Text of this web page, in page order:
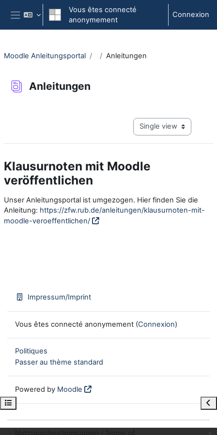
Passer au contenu principal
Panneau latéral
Vous êtes connecté
anonymement
Connexion
Open course index
Moodle Anleitungsportal Anleitungen
Anleitungen
View mode tertiary
Klausurnoten mit Moodle
veröffentlichen
Unser Anleitungsportal ist umgezogen. Hier finden Sie die
Anleitung: https://zfw.rub.de/anleitungen/klausurnoten-mit-
moodle-veroeffentlichen/
Impressum/Imprint
Vous êtes connecté anonymement (Connexion)
Politiques
Passer au thème standard
Powered by Moodle